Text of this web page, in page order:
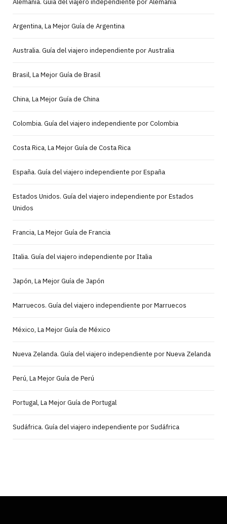
Alemania. Guía del viajero independiente por Alemania
Argentina, La Mejor Guía de Argentina
Australia. Guía del viajero independiente por Australia
Brasil, La Mejor Guía de Brasil
China, La Mejor Guía de China
Colombia. Guía del viajero independiente por Colombia
Costa Rica, La Mejor Guía de Costa Rica
España. Guía del viajero independiente por España
Estados Unidos. Guía del viajero independiente por Estados
Unidos
Francia, La Mejor Guía de Francia
Italia. Guía del viajero independiente por Italia
Japón, La Mejor Guía de Japón
Marruecos. Guía del viajero independiente por Marruecos
México, La Mejor Guía de México
Nueva Zelanda. Guía del viajero independiente por Nueva Zelanda
Perú, La Mejor Guía de Perú
Portugal, La Mejor Guía de Portugal
Sudáfrica. Guía del viajero independiente por Sudáfrica